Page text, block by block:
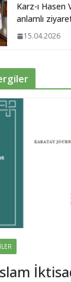
Karz-ı Hasen
anlamlı
15.04.2026